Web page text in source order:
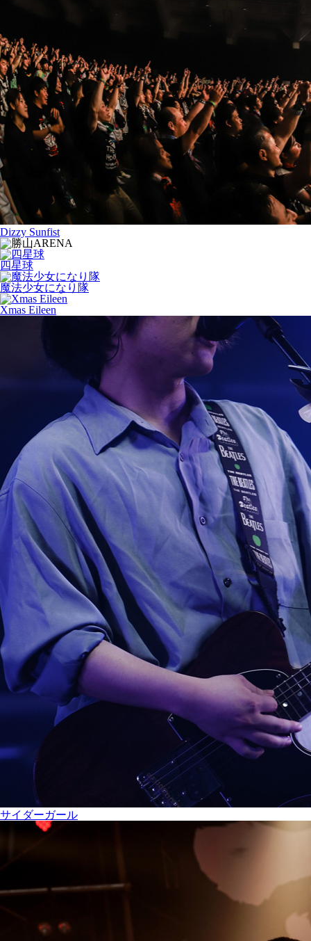
Dizzy Sunfist
四星球
魔法少女になり隊
Xmas Eileen
サイダーガール